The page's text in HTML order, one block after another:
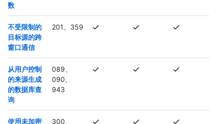
数
不受限制的
目标源的跨
窗口通信
201、359
从用户控制
的来源生成
的数据库查
询
089、
090、
943
使用未加密
300、